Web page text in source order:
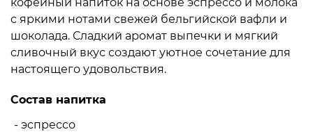
с яркими нотами свежей бельгийской вафли и
шоколада. Сладкий аромат выпечки и мягкий
сливочный вкус создают уютное сочетание для
настоящего удовольствия.
Состав напитка
- эспрессо